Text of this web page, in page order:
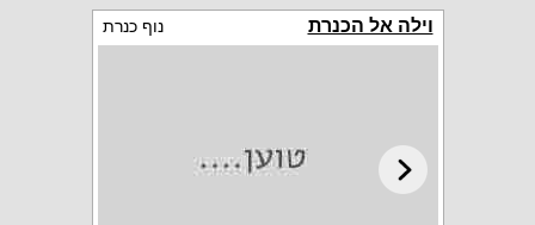
וילה אל הכנרת נוף כנרת